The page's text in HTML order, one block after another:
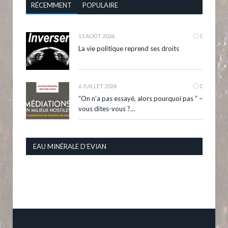
RÉCEMMENT POPULAIRE
13 AOÛT 2024 0
La vie politique reprend ses droits
6 JUILLET 2024 0
“On n’a pas essayé, alors pourquoi pas ” –
vous dites-vous ?…
EAU MINÉRALE D’EVIAN